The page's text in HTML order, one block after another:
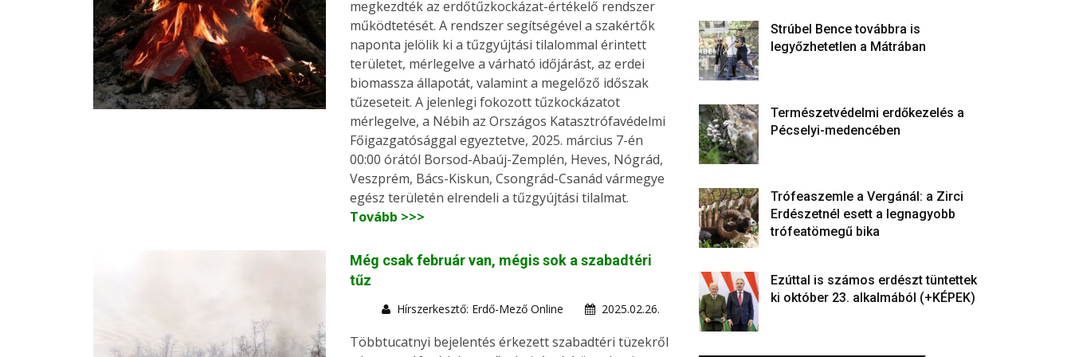
megkezdték az erdőtűzkockázat-értékelő rendszer
működtetését. A rendszer segítségével a szakértők
naponta jelölik ki a tűzgyújtási tilalommal érintett
területet, mérlegelve a várható időjárást, az erdei
biomassza állapotát, valamint a megelőző időszak
tűzeseteit. A jelenlegi fokozott tűzkockázatot
mérlegelve, a Nébih az Országos Katasztrófavédelmi
Főigazgatósággal egyeztetve, 2025. március 7-én
00:00 órától Borsod-Abaúj-Zemplén, Heves, Nógrád,
Veszprém, Bács-Kiskun, Csongrád-Csanád vármegye
egész területén elrendeli a tűzgyújtási tilalmat.
Tovább >>>
Még csak február van, mégis sok a szabadtéri
tűz
Hírszerkesztő: Erdő-Mező Online 2025.02.26.
Többtucatnyi bejelentés érkezett szabadtéri tüzekről
Strúbel Bence továbbra is
legyőzhetetlen a Mátrában
Természetvédelmi erdőkezelés a
Pécselyi-medencében
Trófeaszemle a Vergánál: a Zirci
Erdészetnél esett a legnagyobb
trófeatömegű bika
Ezúttal is számos erdészt tüntettek
ki október 23. alkalmából (+KÉPEK)